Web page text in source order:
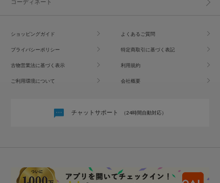
コーディネート
ショッピングガイド よくあるご質問
プライバシーポリシー 特定商取引に基づく表記
古物営業法に基づく表示 利用規約
ご利用環境について 会社概要
チャットサポート （24時間自動対応）